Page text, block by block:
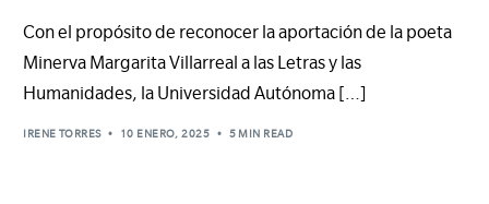
Con el propósito de reconocer la aportación de la poeta
Minerva Margarita Villarreal a las Letras y las
Humanidades, la Universidad Autónoma […]
IRENE TORRES 10 ENERO, 2025 5 MIN READ